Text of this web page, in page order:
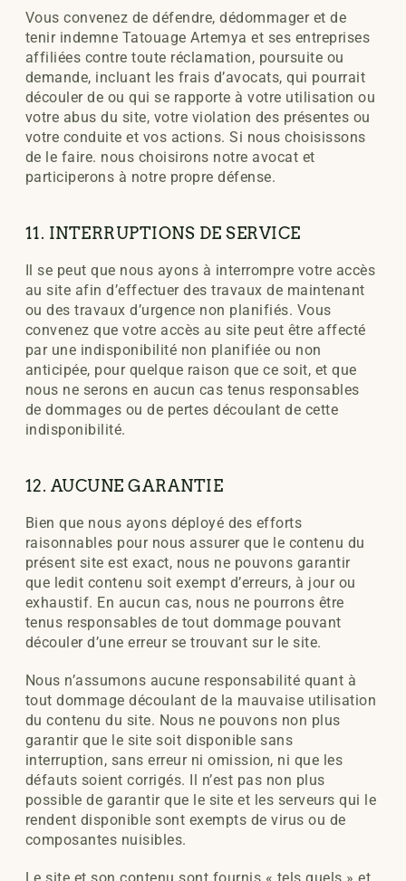
Vous convenez de défendre, dédommager et de
tenir indemne Tatouage Artemya et ses entreprises
affiliées contre toute réclamation, poursuite ou
demande, incluant les frais d’avocats, qui pourrait
découler de ou qui se rapporte à votre utilisation ou
votre abus du site, votre violation des présentes ou
votre conduite et vos actions. Si nous choisissons
de le faire. nous choisirons notre avocat et
participerons à notre propre défense.
11. INTERRUPTIONS DE SERVICE
Il se peut que nous ayons à interrompre votre accès
au site afin d’effectuer des travaux de maintenant
ou des travaux d’urgence non planifiés. Vous
convenez que votre accès au site peut être affecté
par une indisponibilité non planifiée ou non
anticipée, pour quelque raison que ce soit, et que
nous ne serons en aucun cas tenus responsables
de dommages ou de pertes découlant de cette
indisponibilité.
12. AUCUNE GARANTIE
Bien que nous ayons déployé des efforts
raisonnables pour nous assurer que le contenu du
présent site est exact, nous ne pouvons garantir
que ledit contenu soit exempt d’erreurs, à jour ou
exhaustif. En aucun cas, nous ne pourrons être
tenus responsables de tout dommage pouvant
découler d’une erreur se trouvant sur le site.
Nous n’assumons aucune responsabilité quant à
tout dommage découlant de la mauvaise utilisation
du contenu du site. Nous ne pouvons non plus
garantir que le site soit disponible sans
interruption, sans erreur ni omission, ni que les
défauts soient corrigés. Il n’est pas non plus
possible de garantir que le site et les serveurs qui le
rendent disponible sont exempts de virus ou de
composantes nuisibles.
Le site et son contenu sont fournis « tels quels » et